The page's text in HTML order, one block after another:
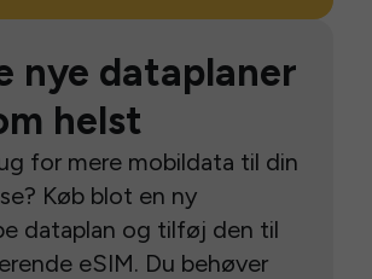
nye dataplaner
helst
for mere mobildata til din
Køb blot en ny
dataplan og tilføj den til
eSIM. Du behøver